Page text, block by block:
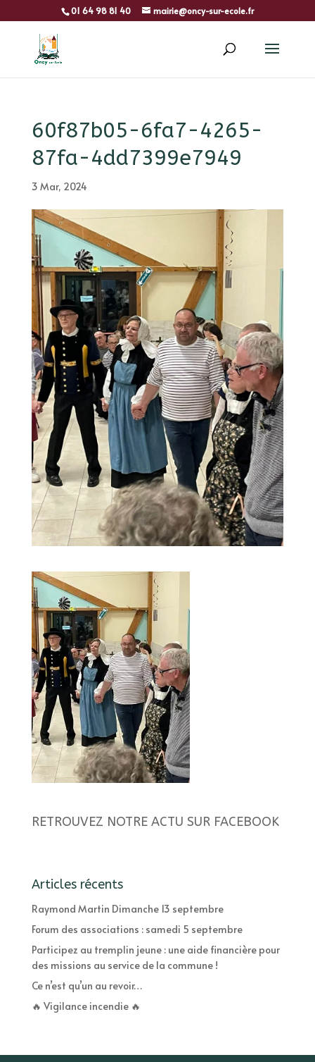
01 64 98 81 40 mairie@oncy-sur-ecole.fr
60f87b05-6fa7-4265-
87fa-4dd7399e7949
3 Mar, 2024
RETROUVEZ NOTRE ACTU SUR FACEBOOK
Articles récents
Raymond Martin Dimanche 13 septembre
Forum des associations : samedi 5 septembre
Participez au tremplin jeune : une aide financière pour
des missions au service de la commune !
Ce n’est qu’un au revoir…
🔥 Vigilance incendie 🔥